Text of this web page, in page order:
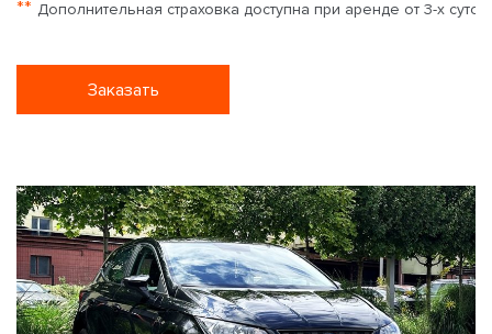
** Дополнительная страховка доступна при аренде от 3-х суток
Заказать